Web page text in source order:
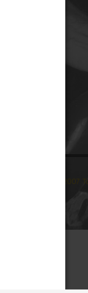
© 2007